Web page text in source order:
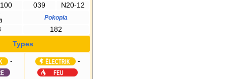
100 039 N20-12
Pokopia
182
Types
- -